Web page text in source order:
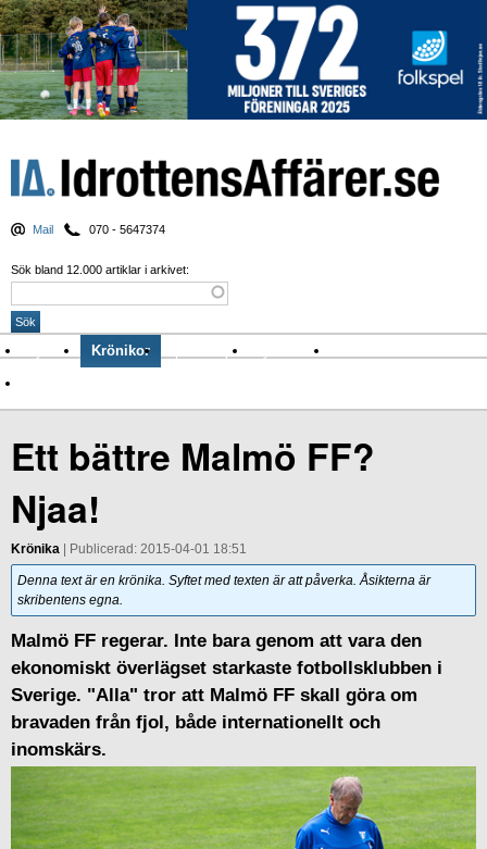
Mail 070 - 5647374
Sök bland 12.000 artiklar i arkivet:
Nyheter Krönikor Sport & spel Nyhetsbrev
Ett bättre Malmö FF?
Njaa!
Krönika | Publicerad: 2015-04-01 18:51
Denna text är en krönika. Syftet med texten är att påverka. Åsikterna är
skribentens egna.
Malmö FF regerar. Inte bara genom att vara den
ekonomiskt överlägset starkaste fotbollsklubben i
Sverige. "Alla" tror att Malmö FF skall göra om
bravaden från fjol, både internationellt och
inomskärs.